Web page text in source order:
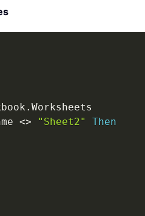
. Worksheets
<> "Sheet2"
Then